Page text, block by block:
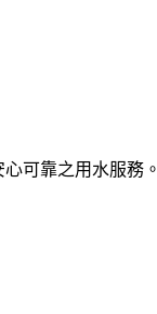
可靠之用水服務。